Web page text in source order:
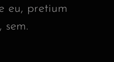
eu, pretium
sem.